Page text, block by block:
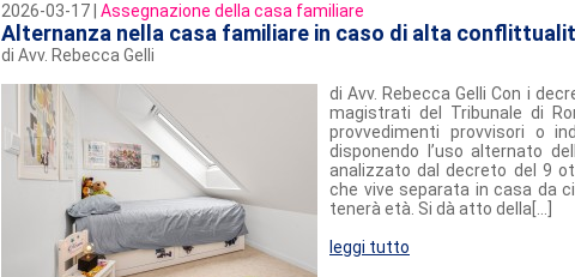
2026-03-17 | Assegnazione della casa familiare
Alternanza nella casa familiare in caso di alta
di Avv. Rebecca Gelli
di Avv. Rebecca Gelli Con i
magistrati del Tribunale di
provvedimenti provvisori o
disponendo l’uso alternato
analizzato dal decreto del 9
che vive separata in casa da
tenerà età. Si dà atto della[...]
leggi tutto